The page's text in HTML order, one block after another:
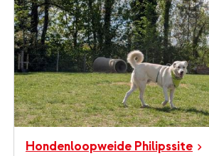
Hondenloopweide Philipssite